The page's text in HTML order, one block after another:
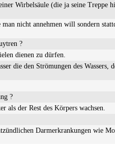
Wirbelsäule (die ja seine Treppe
nicht annehmen will sondern
?
dienen zu dürfen.
die den Strömungen des Wassers,
?
als der Rest des Körpers wachsen.
Darmerkrankungen wie